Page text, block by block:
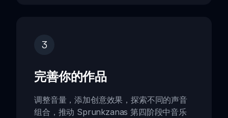
3
完善你的作品
调整音量，添加创意效果，探索不同的声音
组合，推动 Sprunkzanas 第四阶段中音乐